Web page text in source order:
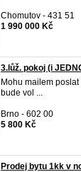
Chomutov - 431 51
1 990 000 Kč
3.lůž. pokoj (i
Mohu mailem
bude vol ...
Brno - 602 00
5 800 Kč
Prodej bytu 1kk v